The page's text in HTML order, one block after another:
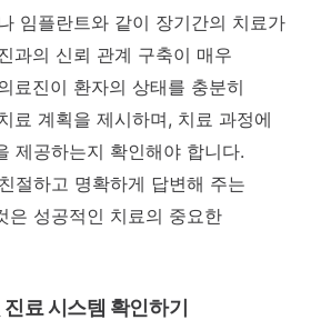
임플란트와 같이 장기간의 치료가
과의 신뢰 관계 구축이 매우
료진이 환자의 상태를 충분히
료 계획을 제시하며, 치료 과정에
제공하는지 확인해야 합니다.
절하고 명확하게 답변해 주는
은 성공적인 치료의 중요한
료 시스템 확인하기